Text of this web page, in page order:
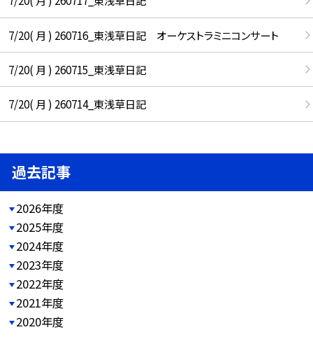
7/20( 月 ) 260716_東浅草日記 オーケストラミニコンサート
7/20( 月 ) 260715_東浅草日記
7/20( 月 ) 260714_東浅草日記
過去記事
2026年度
2025年度
2024年度
2023年度
2022年度
2021年度
2020年度